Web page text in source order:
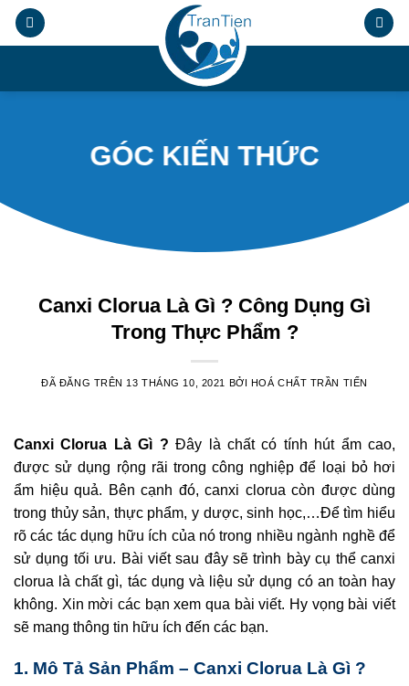
Chuyển
đến
.
GÓC KIẾN THỨC
Canxi Clorua Là Gì ? Công Dụng Gì
Trong Thực Phẩm ?
ĐÃ ĐĂNG TRÊN 13 THÁNG 10, 2021 BỞI HOÁ CHẤT TRẦN TIẾN
Canxi Clorua Là Gì ? Đây là chất có tính hút ẩm cao,
được sử dụng rộng rãi trong công nghiệp để loại bỏ hơi
ẩm hiệu quả. Bên cạnh đó, canxi clorua còn được dùng
trong thủy sản, thực phẩm, y dược, sinh học,…Để tìm hiểu
rõ các tác dụng hữu ích của nó trong nhiều ngành nghề để
sử dụng tối ưu. Bài viết sau đây sẽ trình bày cụ thể canxi
clorua là chất gì, tác dụng và liệu sử dụng có an toàn hay
không. Xin mời các bạn xem qua bài viết. Hy vọng bài viết
sẽ mang thông tin hữu ích đến các bạn.
1. Mô Tả Sản Phẩm – Canxi Clorua Là Gì ?